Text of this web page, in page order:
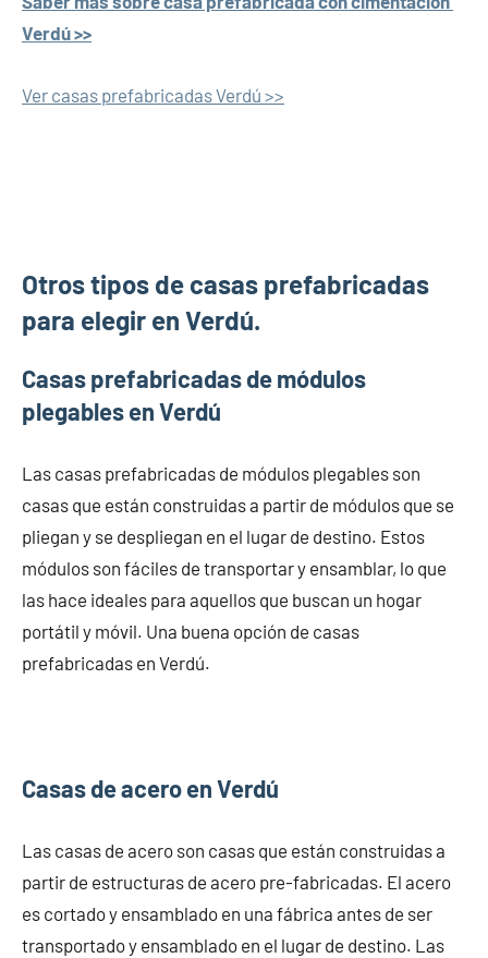
Verdú >>
Ver casas prefabricadas Verdú >>
Otros tipos de casas prefabricadas
para elegir en Verdú.
Casas prefabricadas de módulos
plegables en Verdú
Las casas prefabricadas de módulos plegables son
casas que están construidas a partir de módulos que se
pliegan y se despliegan en el lugar de destino. Estos
módulos son fáciles de transportar y ensamblar, lo que
las hace ideales para aquellos que buscan un hogar
portátil y móvil. Una buena opción de casas
prefabricadas en Verdú.
Casas de acero en Verdú
Las casas de acero son casas que están construidas a
partir de estructuras de acero pre-fabricadas. El acero
es cortado y ensamblado en una fábrica antes de ser
transportado y ensamblado en el lugar de destino. Las